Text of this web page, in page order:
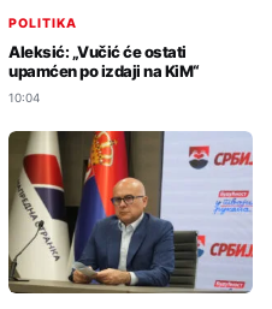
POLITIKA
Aleksić: „Vučić će ostati
upamćen po izdaji na KiM“
10:04